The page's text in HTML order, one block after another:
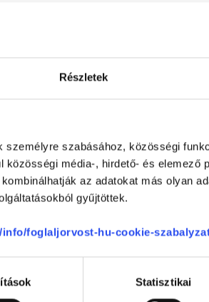
Részletek
személyre szabásához, közösségi
média-, hirdető- és elemező
az adatokat más olyan
gyűjtöttek.
foglaljorvost-hu-cookie-
Statisztikai
L33 Medical Corvin